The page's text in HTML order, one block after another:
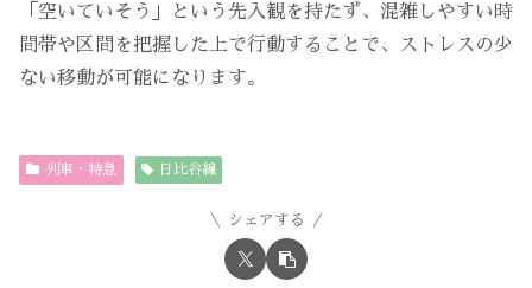
「空いていそう」という先入観を持たず、混雑しやすい時
間帯や区間を把握した上で行動することで、ストレスの少
ない移動が可能になります。
列車・特急 日比谷線
シェアする